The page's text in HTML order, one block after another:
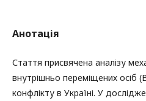
Анотація
Стаття присвячена аналізу
внутрішньо переміщених осіб
конфлікту в Україні. У